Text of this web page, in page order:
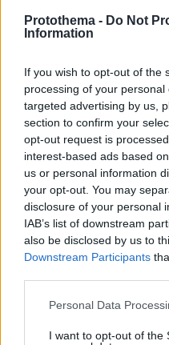
Protothema - Do Not
Information
If you wish to opt-out of the
processing of your
targeted advertising by us,
section to confirm your
opt-out request is
interest-based ads based
us or personal information
your opt-out. You may
disclosure of your personal
IAB’s list of downstream
also be disclosed by us to
Downstream Participants
Please note that this
not limited to your visit or
Personal Data
I want to opt-out of the
Γιατί δεν έσωσα το
κατέγραφε τη
είδε άρρωστο